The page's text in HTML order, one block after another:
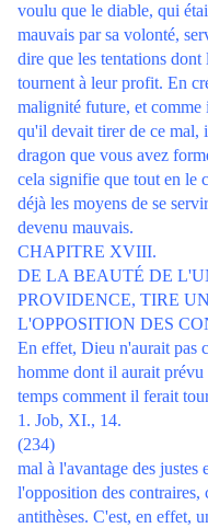
voulu que le diable, qui
mauvais par sa volonté,
dire que les tentations
tournent à leur profit. En
malignité future, et comme
qu'il devait tirer de ce mal,
dragon que vous avez
cela signifie que tout en le
déjà les moyens de se
devenu mauvais.
CHAPITRE XVIII.
DE LA BEAUTÉ DE
PROVIDENCE, TIRE
L'OPPOSITION DES
En effet, Dieu n'aurait pas
homme dont il aurait
temps comment il ferait
1. Job, XI., 14.
(234)
mal à l'avantage des justes
l'opposition des contraires,
antithèses. C'est, en effet,